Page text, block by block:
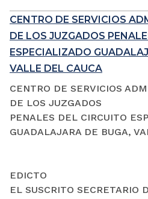
CENTRO DE SERVICIOS
DE LOS JUZGADOS
ESPECIALIZADO
VALLE DEL CAUCA
CENTRO DE SERVICIOS
DE LOS JUZGADOS
PENALES DEL CIRCUITO
GUADALAJARA DE BUGA,
EDICTO
EL SUSCRITO SECRETARIO